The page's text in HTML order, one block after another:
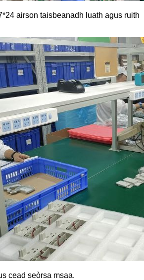
airson taisbeanadh luath agus ruith
cead seòrsa msaa.